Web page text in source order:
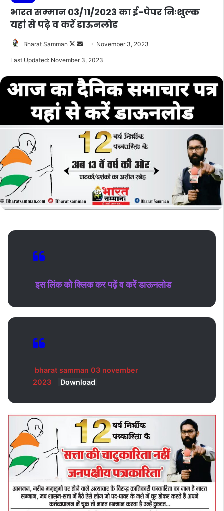
भारत सम्मान 03/11/2023 का ई-पेपर निःशुल्क
यहां से पढ़े व करें डाऊनलोड
Bharat Samman
Follow
Send November 3, 2023
Last Updated: November 3, 2023
इस लिंक को क्लिक कर पढ़ें व करें डाऊनलोड
bharat samman 03 november
2023
Download